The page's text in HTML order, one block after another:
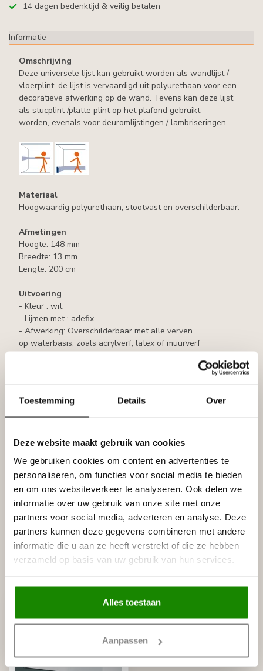
Toestemming Details Over
Deze website maakt gebruik van cookies
We gebruiken cookies om content en advertenties te
personaliseren, om functies voor social media te bieden
en om ons websiteverkeer te analyseren. Ook delen we
informatie over uw gebruik van onze site met onze
partners voor social media, adverteren en analyse. Deze
partners kunnen deze gegevens combineren met andere
informatie die u aan ze heeft verstrekt of die ze hebben
verzameld op basis van uw gebruik van hun services.
Alles toestaan
Aanpassen
14 dagen bedenktijd & veilig betalen
Informatie
Omschrijving
Deze universele lijst kan gebruikt worden als wandlijst /
vloerplint, de lijst is vervaardigd uit polyurethaan voor een
decoratieve afwerking op de wand. Tevens kan deze lijst
als stucplint /platte plint op het plafond gebruikt
worden, evenals voor deuromlijstingen / lambriseringen.
Materiaal
Hoogwaardig polyurethaan, stootvast en overschilderbaar.
Afmetingen
Hoogte: 148 mm
Breedte: 13 mm
Lengte: 200 cm
Uitvoering
- Kleur : wit
- Lijmen met : adefix
- Afwerking: Overschilderbaar met alle verven
op waterbasis, zoals acrylverf, latex of muurverf
Specificaties
Leverancier
Tags
Gerelateerde producten
NMC Adefix lijmkoker 310 ml
Op voorraad
€8,95